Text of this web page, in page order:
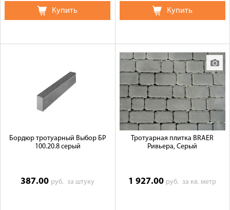
Купить Купить
Бордюр тротуарный Выбор БР
100.20.8 серый
387.00 руб.за штуку
Тротуарная плитка BRAER
Ривьера, Серый
1 927.00 руб.за кв. метр